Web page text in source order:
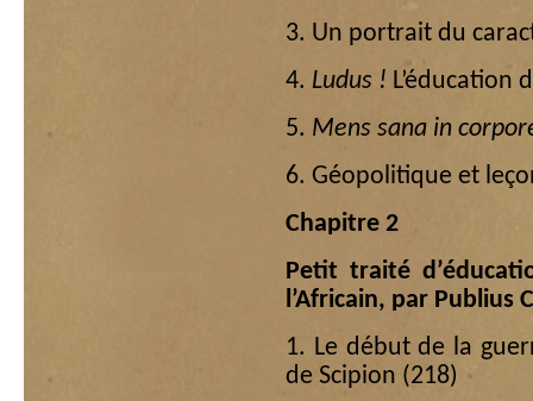
3. Un portrait du
4. Ludus ! L’éducation
5. Mens sana in
6. Géopolitique et
Chapitre 2
Petit traité
l’Africain, par Publius
1. Le début de la
de Scipion (218)